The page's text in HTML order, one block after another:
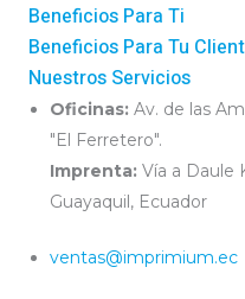
Beneficios Para Ti
Beneficios Para Tu
Nuestros Servicios
Oficinas: Av. de las
"El Ferretero".
Imprenta: Vía a Daule
Guayaquil, Ecuador
ventas@imprimium.ec